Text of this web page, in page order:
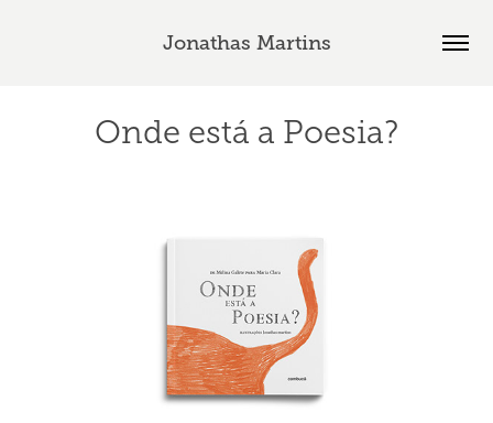
Jonathas Martins
Onde está a Poesia?